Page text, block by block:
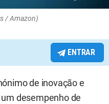
/ Amazon)
ENTRAR
de inovação e
desempenho de